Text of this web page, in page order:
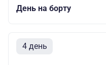
День на борту
4 день